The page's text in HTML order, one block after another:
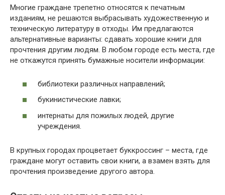
Многие граждане трепетно относятся к печатным
изданиям, не решаются выбрасывать художественную и
техническую литературу в отходы. Им предлагаются
альтернативные варианты: сдавать хорошие книги для
прочтения другим людям. В любом городе есть места, где
не откажутся принять бумажные носители информации:
библиотеки различных направлений;
букинистические лавки;
интернаты для пожилых людей, другие
учреждения.
В крупных городах процветает буккроссинг – места, где
граждане могут оставить свои книги, а взамен взять для
прочтения произведение другого автора.